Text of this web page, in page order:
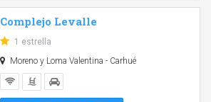
Complejo Levalle
1 estrella
Moreno y Loma Valentina - Carhué